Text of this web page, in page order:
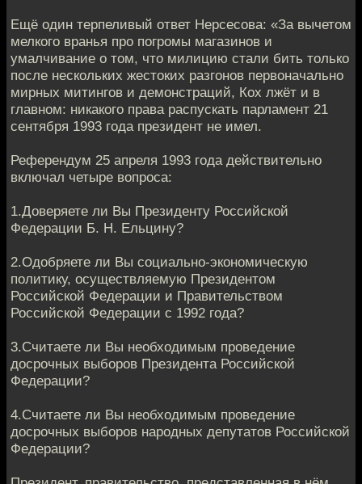
Ещё один терпеливый ответ Нерсесова: «За вычетом
мелкого вранья про погромы магазинов и
умалчивание о том, что милицию стали бить только
после нескольких жестоких разгонов первоначально
мирных митингов и демонстраций, Кох лжёт и в
главном: никакого права распускать парламент 21
сентября 1993 года президент не имел.
Референдум 25 апреля 1993 года действительно
включал четыре вопроса:
1.Доверяете ли Вы Президенту Российской
Федерации Б. Н. Ельцину?
2.Одобряете ли Вы социально-экономическую
политику, осуществляемую Президентом
Российской Федерации и Правительством
Российской Федерации с 1992 года?
3.Считаете ли Вы необходимым проведение
досрочных выборов Президента Российской
Федерации?
4.Считаете ли Вы необходимым проведение
досрочных выборов народных депутатов Российской
Федерации?